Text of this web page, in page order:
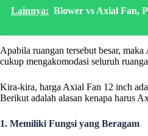
Lainnya: Blower vs Axial Fan,
Apabila ruangan tersebut besar,
cukup mengakomodasi seluruh
Kira-kira, harga Axial Fan 12 inch
Berikut adalah alasan kenapa harus
1. Memiliki Fungsi yang Beragam